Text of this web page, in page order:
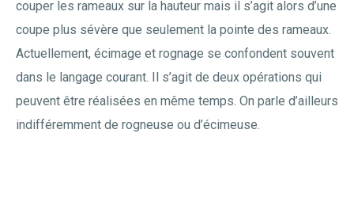
couper les rameaux sur la hauteur mais il s’agit alors d’une
coupe plus sévère que seulement la pointe des rameaux.
Actuellement, écimage et rognage se confondent souvent
dans le langage courant. Il s’agit de deux opérations qui
peuvent être réalisées en même temps. On parle d’ailleurs
indifféremment de rogneuse ou d’écimeuse.